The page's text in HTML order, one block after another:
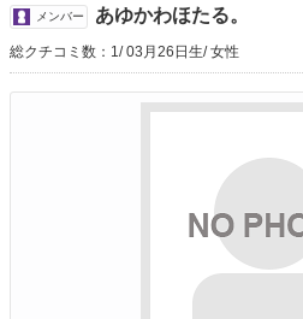
v
i
g
a
t
メンバー あゆかわほたる。
総クチコミ数：1 03月26日生 女性